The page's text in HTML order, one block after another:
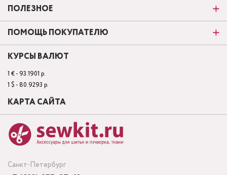
Санкт-Петербург
ПОЛЕЗНОЕ
ПОМОЩЬ ПОКУПАТЕЛЮ
КУРСЫ ВАЛЮТ
1 € - 93.1901 р.
1 $ - 80.9293 р.
КАРТА САЙТА